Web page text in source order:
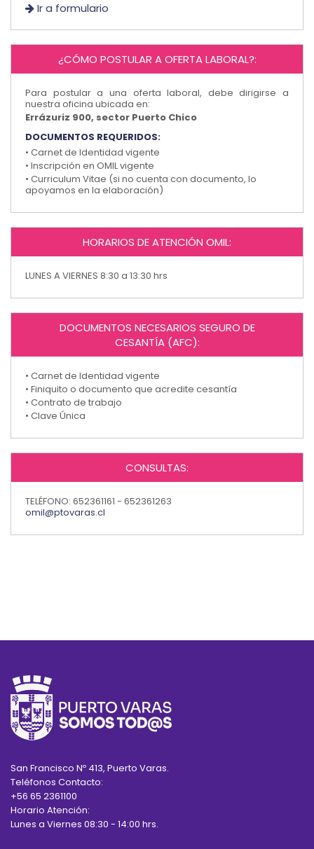
Ir a formulario
¿CÓMO POSTULAR A OFERTA LABORAL?:
Para postular a una oferta laboral, debe dirigirse a
nuestra oficina ubicada en:
Errázuriz 900, sector Puerto Chico
DOCUMENTOS REQUERIDOS:
• Carnet de Identidad vigente
• Inscripción en OMIL vigente
• Curriculum Vitae (si no cuenta con documento, lo
apoyamos en la elaboración)
HORARIOS DE ATENCIÓN OMIL:
LUNES A VIERNES 8:30 a 13:30 hrs
DOCUMENTOS NECESARIOS SEGURO DE
CESANTÍA (AFC):
• Carnet de Identidad vigente
• Finiquito o documento que acredite cesantía
• Contrato de trabajo
• Clave Única
CONSULTAS:
TELÉFONO: 652361161 - 652361263
omil@ptovaras.cl
San Francisco Nº 413, Puerto Varas.
Teléfonos Contacto:
+56 65 2361100
Horario Atención:
Lunes a Viernes 08:30 - 14:00 hrs.